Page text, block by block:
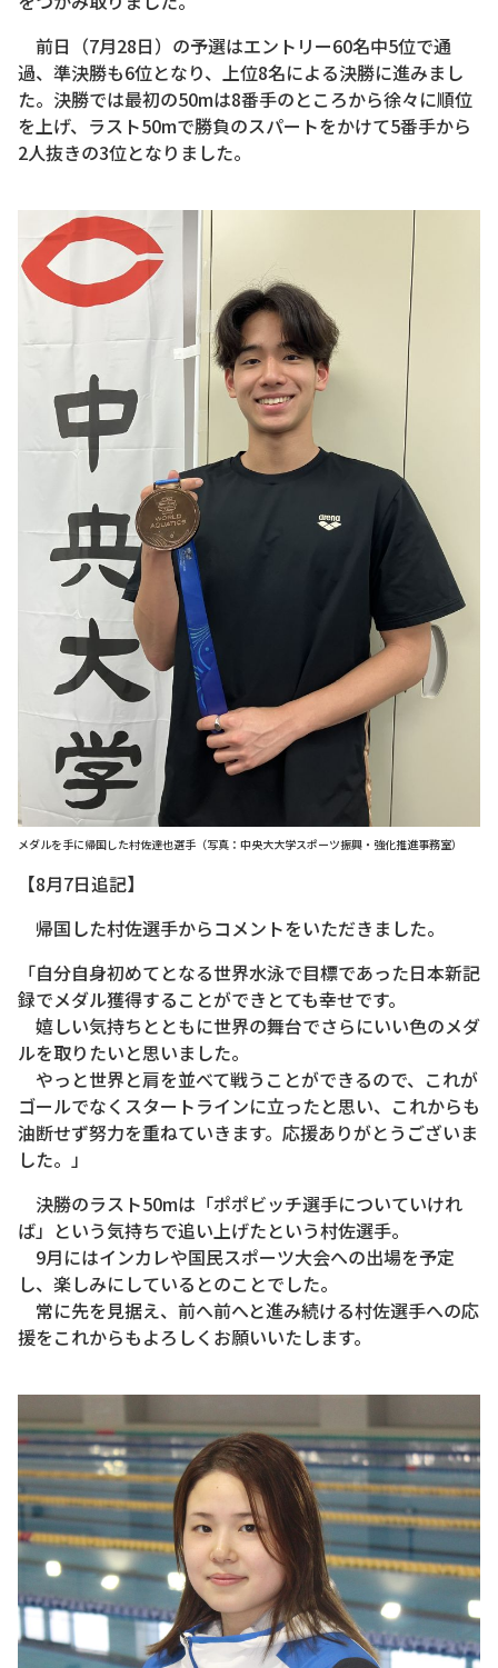
前日（7月28日）の予選はエントリー60名中5位で通
過、準決勝も6位となり、上位8名による決勝に進みまし
た。決勝では最初の50mは8番手のところから徐々に順位
を上げ、ラスト50mで勝負のスパートをかけて5番手から
2人抜きの3位となりました。
メダルを手に帰国した村佐達也選手（写真：中央大大学スポーツ振興・強化推進事務室）
【8月7日追記】
帰国した村佐選手からコメントをいただきました。
「自分自身初めてとなる世界水泳で目標であった日本新記
録でメダル獲得することができとても幸せです。
嬉しい気持ちとともに世界の舞台でさらにいい色のメダ
ルを取りたいと思いました。
やっと世界と肩を並べて戦うことができるので、これが
ゴールでなくスタートラインに立ったと思い、これからも
油断せず努力を重ねていきます。応援ありがとうございま
した。」
決勝のラスト50mは「ポポビッチ選手についていけれ
ば」という気持ちで追い上げたという村佐選手。
9月にはインカレや国民スポーツ大会への出場を予定
し、楽しみにしているとのことでした。
常に先を見据え、前へ前へと進み続ける村佐選手への応
援をこれからもよろしくお願いいたします。